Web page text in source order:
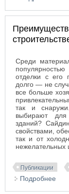
Среди
отделки с его
долго — не
все больше
так и
выбирают
зданий?
свойствами,
так и от
нежелательных
Публикации
Подробнее